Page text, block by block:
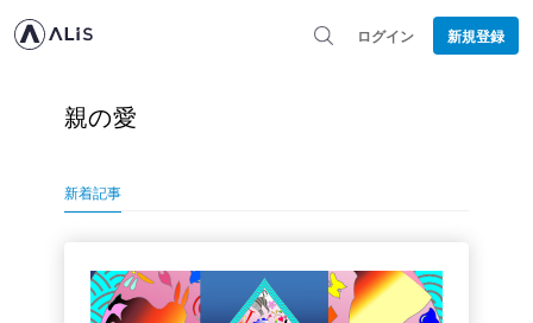
ログイン 新規登録
親の愛
新着記事